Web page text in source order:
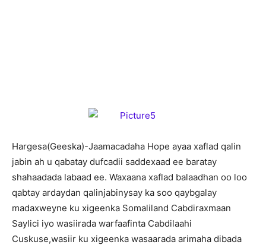
Hargesa(Geeska)-Jaamacadaha Hope ayaa xaflad qalin
jabin ah u qabatay dufcadii saddexaad ee baratay
shahaadada labaad ee. Waxaana xaflad balaadhan oo loo
qabtay ardaydan qalinjabinysay ka soo qaybgalay
madaxweyne ku xigeenka Somaliland Cabdiraxmaan
Saylici iyo wasiirada warfaafinta Cabdilaahi
Cuskuse,wasiir ku xigeenka wasaarada arimaha dibada